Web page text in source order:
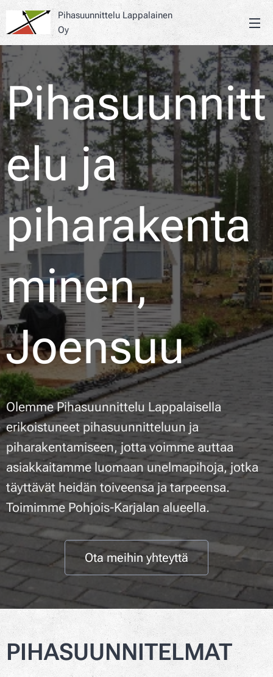
Pihasuunnittelu Lappalainen
Oy
Pihasuunnitt
elu ja
piharakenta
minen,
Joensuu
Olemme Pihasuunnittelu Lappalaisella
erikoistuneet pihasuunnitteluun ja
piharakentamiseen, jotta voimme auttaa
asiakkaitamme luomaan unelmapihoja, jotka
täyttävät heidän toiveensa ja tarpeensa.
Toimimme Pohjois-Karjalan alueella.
Ota meihin yhteyttä
PIHASUUNNITELMAT
Pihas
uunni
ttelija